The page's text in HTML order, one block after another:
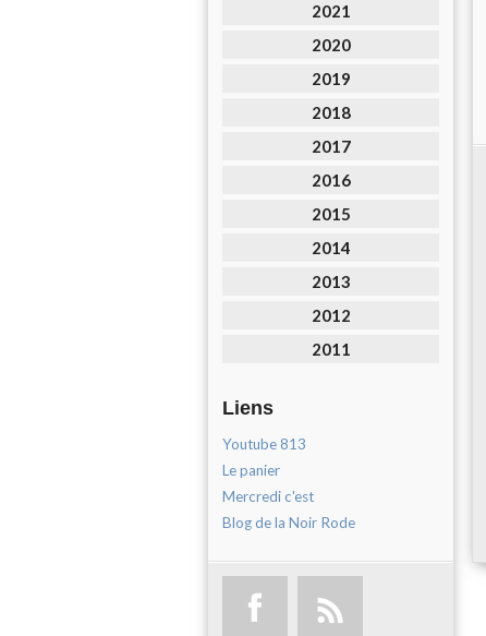
2021
2020
2019
2018
2017
2016
2015
2014
2013
2012
2011
Liens
Youtube 813
Le panier
Mercredi c'est
Blog de la Noir Rode